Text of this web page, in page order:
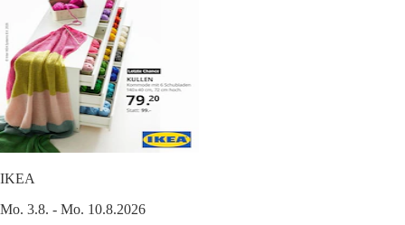
IKEA
Mo. 3.8. - Mo. 10.8.2026